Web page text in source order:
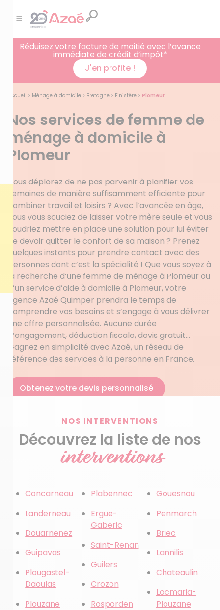
Réduisez votre facture de moitié avec l’avance
immédiate de crédit d’impôt*
J'en profite !
Accueil > Ménage à domicile > Bretagne > Finistère > Plomeur
Nos services de femme de
ménage à domicile à
Plomeur
Vous déplorez de ne pas parvenir à planifier vos
semaines de manière suffisamment efficiente pour
combiner travail et loisirs ? Avec l’avancée en âge,
vous vous souciez de laisser votre mère seule et vous
voudriez mettre en place une solution pour lui éviter
de devoir quitter le confort de sa maison ? Prenez
quelques instants pour prendre contact avec des
personnes dont c’est la spécialité ! Que vous soyez à
la recherche d’une femme de ménage à Plomeur ou
d’un service d’aide à domicile à Plomeur, votre
agence Azaé Quimper prendra le temps de
comprendre vos besoins et s’engage à vous délivrer
une offre personnalisée. Aucune durée
d’engagement, déduction fiscale, devis gratuit…
Gagnez en simplicité avec Azaé, un réseau de
référence des services à la personne en France.
Obtenez votre devis personnalisé
NOS INTERVENTIONS
Découvrez la liste de nos
interventions
Concarneau
Landerneau
Douarnenez
Guipavas
Plougastel-
Daoulas
Plouzane
Plabennec
Ergue-
Gaberic
Saint-Renan
Guilers
Crozon
Rosporden
Gouesnou
Penmarch
Briec
Lannilis
Chateaulin
Locmaria-
Plouzane